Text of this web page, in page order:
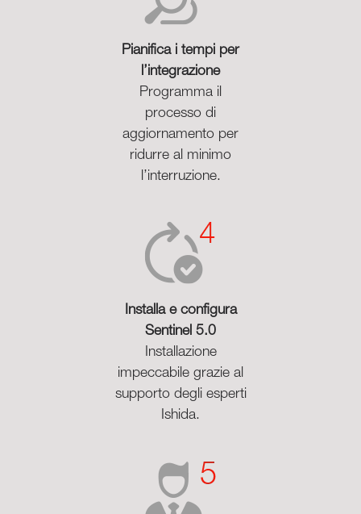
Pianifica i tempi per
l’integrazione
Programma il
processo di
aggiornamento per
ridurre al minimo
l’interruzione.
Installa e configura
Sentinel 5.0
Installazione
impeccabile grazie al
supporto degli esperti
Ishida.